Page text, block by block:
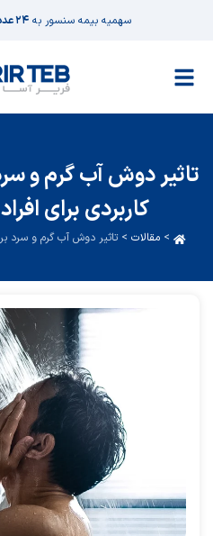
سهمیه بیمه سنسور به۲۴ عدد افزایش یافت
تاثیر دوش آب گرم و
کاربردی برای
> مقالات >تاثیر دوش آب گرم و سرد